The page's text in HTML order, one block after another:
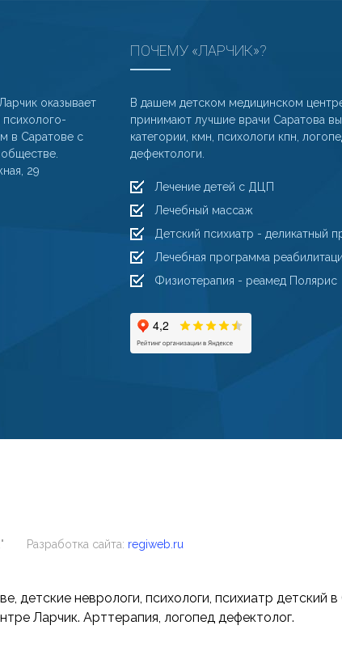
оказывает
в Саратове с
29
ПОЧЕМУ «ЛАРЧИК»?
В дашем детском медицинском
принимают лучшие врачи Саратова
категории, кмн, психологи кпн,
дефектологи.
Лечение детей с ДЦП
Лечебный массаж
Детский психиатр - деликатный
Лечебная программа
Физиотерапия - реамед Полярис
Разработка сайта: regiweb.ru
детские неврологи, психологи, психиатр
Ларчик. Арттерапия, логопед дефектолог.